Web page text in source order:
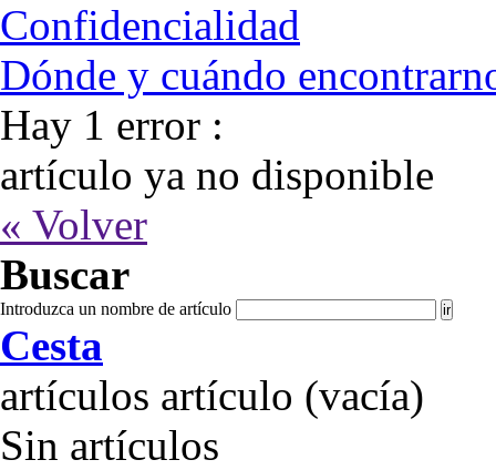
Confidencialidad
Dónde y cuándo
Hay 1 error :
artículo ya no disponible
« Volver
Buscar
Introduzca un nombre de artículo
Cesta
artículos artículo (vacía)
Sin artículos